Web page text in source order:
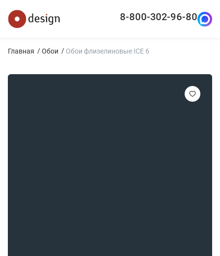
8-800-302-96-80
Главная Обои Обои флизелиновые ICE 6